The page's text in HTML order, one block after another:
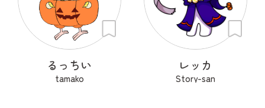
るっちい
tamako
レッカ
Story-san